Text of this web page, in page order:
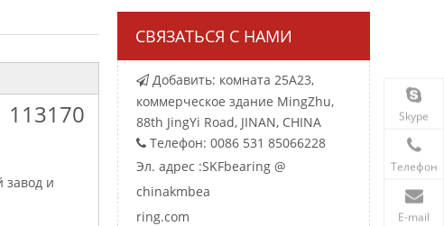
113170
и
СВЯЗАТЬСЯ С НАМИ
 Добавить: комната 25A23,
коммерческое здание MingZhu,
88th JingYi Road, JINAN, CHINA
 Телефон: 0086 531 85066228
Эл. адрес :SKFbearing @
chinakmbea
ring.com
Skype
Телефон
E-mail